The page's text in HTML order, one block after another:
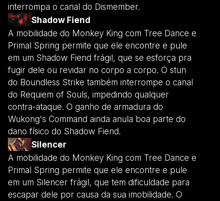
interrompa o canal do Dismember.
Shadow Fiend
A mobilidade do Monkey King com Tree Dance e
Primal Spring permite que ele encontre e pule
em um Shadow Fiend frágil, que se esforça pra
fugir dele ou revidar no corpo a corpo. O stun
do Boundless Strike também interrompe o canal
do Requiem of Souls, impedindo qualquer
contra-ataque. O ganho de armadura do
Wukong's Command ainda anula boa parte do
dano físico do Shadow Fiend.
Silencer
A mobilidade do Monkey King com Tree Dance e
Primal Spring permite que ele encontre e pule
em um Silencer frágil, que tem dificuldade para
escapar dele por causa da sua imobilidade. O